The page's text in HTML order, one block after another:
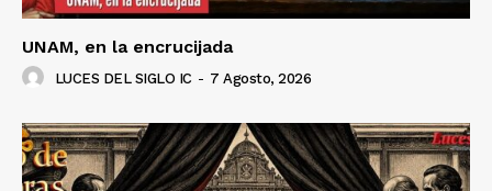
UNAM, en la encrucijada
LUCES DEL SIGLO IC - 7 Agosto, 2026